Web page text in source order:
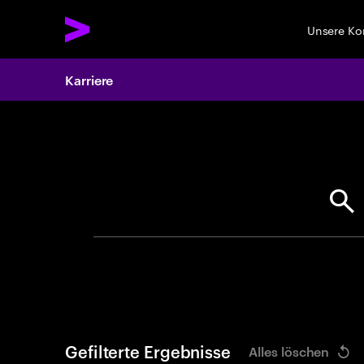
Unsere
Karriere
Gefilterte Ergebnisse Alles löschen